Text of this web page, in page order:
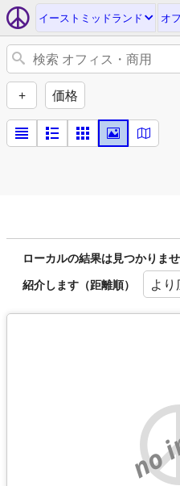
イーストミッドランド オ
+ 価格
ローカルの結果は見つかりま
紹介します（距離順）
よ
no